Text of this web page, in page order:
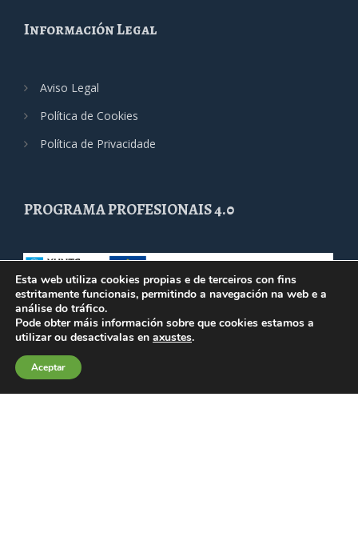
Información Legal
Aviso Legal
Política de Cookies
Política de Privacidade
PROGRAMA PROFESIONAIS 4.0
Esta web utiliza cookies propias e de terceiros con fins
estritamente funcionais, permitindo a navegación na web e a
análise do tráfico.
Pode obter máis información sobre que cookies estamos a
utilizar ou desactivalas en axustes.
Aceptar